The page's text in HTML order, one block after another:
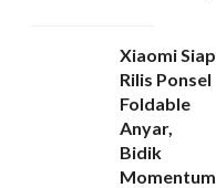
Xiaomi Siap
Rilis Ponsel
Foldable
Anyar,
Bidik
Momentum